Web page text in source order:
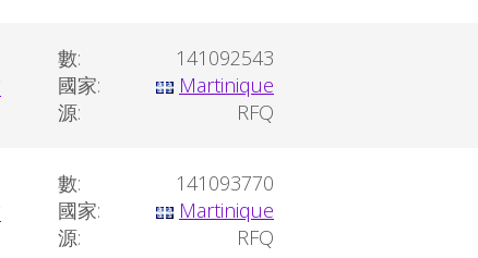
數:
141092543
國家:
Martinique
源:
RFQ
數:
141093770
國家:
Martinique
源:
RFQ